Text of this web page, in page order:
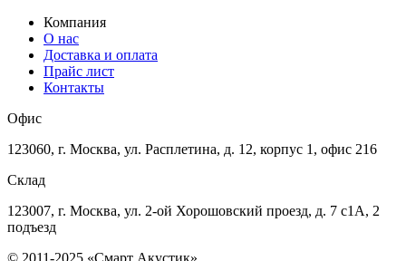
Компания
О нас
Доставка и оплата
Прайс лист
Контакты
Офис
123060, г. Москва, ул. Расплетина, д. 12, корпус 1, офис 216
Склад
123007, г. Москва, ул. 2-ой Хорошовский проезд, д. 7 с1А, 2
подъезд
© 2011-2025 «Смарт Акустик»